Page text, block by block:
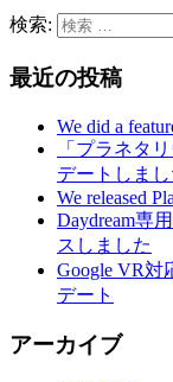
検索:
最近の投稿
We did a
「プラネタ
デートしまし
We released
Daydream専
スしました
Google VR
デート
アーカイブ